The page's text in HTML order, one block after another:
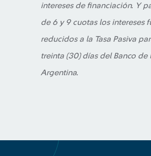
intereses de financiación. Y
de 6 y 9 cuotas los intereses
reducidos a la Tasa Pasiva
treinta (30) días del Banco de
Argentina.